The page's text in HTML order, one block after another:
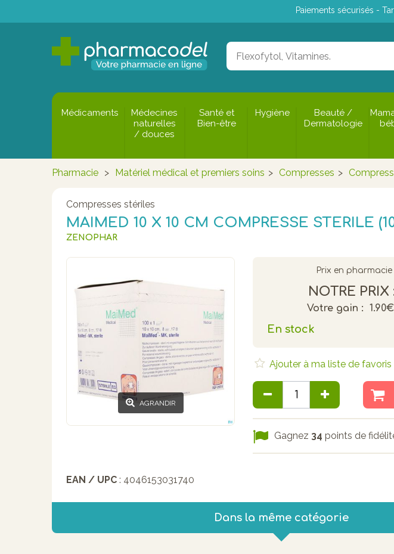
Paiements sécurisés -
Médicaments
Médecines
naturelles
/ douces
Santé et
Bien-être
Hygiène
Beauté /
Dermatologie
Pharmacie > Matériel médical et premiers soins > Compresses >
Compresses stériles
MAIMED 10 X 10 CM COMPRESSE STERILE
ZENOPHAR
AGRANDIR
Prix en pharmacie
NOTRE PRIX
Votre gain : 1.90€
En stock
Ajouter à ma liste de favoris
Gagnez 34 points de
EAN / UPC : 4046153031740
Dans la même catégorie